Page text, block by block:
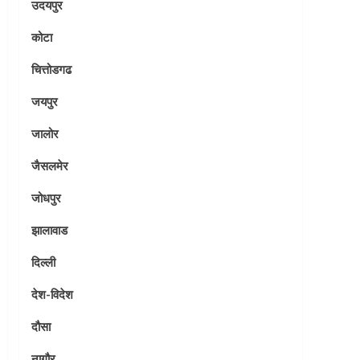
उदयपुर
कोटा
चित्तोडगढ
जयपुर
जालोर
जैसलमेर
जोधपुर
झालावाड
दिल्ली
देश-विदेश
दौसा